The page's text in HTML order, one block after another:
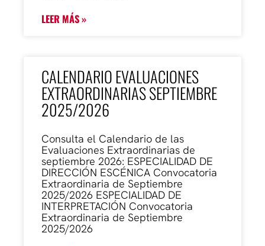
LEER MÁS »
CALENDARIO EVALUACIONES
EXTRAORDINARIAS SEPTIEMBRE
2025/2026
Consulta el Calendario de las
Evaluaciones Extraordinarias de
septiembre 2026: ESPECIALIDAD DE
DIRECCIÓN ESCÉNICA Convocatoria
Extraordinaria de Septiembre
2025/2026 ESPECIALIDAD DE
INTERPRETACIÓN Convocatoria
Extraordinaria de Septiembre
2025/2026